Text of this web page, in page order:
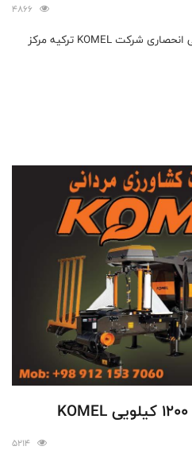
شرکت جاوید کشت لیزری نمایندگی انحصاری شرکت KOMEL ترکیه مرکز